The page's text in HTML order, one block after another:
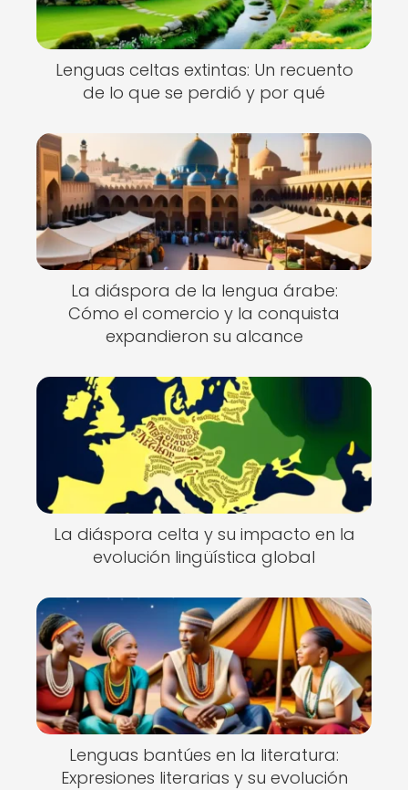
Lenguas celtas extintas: Un recuento
de lo que se perdió y por qué
La diáspora de la lengua árabe:
Cómo el comercio y la conquista
expandieron su alcance
La diáspora celta y su impacto en la
evolución lingüística global
Lenguas bantúes en la literatura:
Expresiones literarias y su evolución